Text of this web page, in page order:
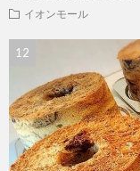
イオンモール